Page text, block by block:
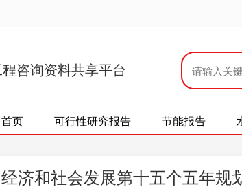
程咨询资料共享平台
首页 可行性研究报告 节能报告
济和社会发展第十五个五年规